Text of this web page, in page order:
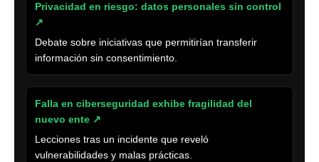
Privacidad en riesgo: datos personales sin control
↗
Debate sobre iniciativas que permitirían transferir
información sin consentimiento.
Falla en ciberseguridad exhibe fragilidad del
nuevo ente ↗
Lecciones tras un incidente que reveló
vulnerabilidades y malas prácticas.